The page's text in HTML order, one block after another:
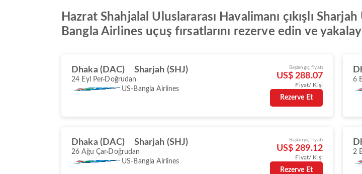
Hazrat Shahjalal Uluslararası Havalimanı çıkışlı
Bangla Airlines uçuş fırsatlarını rezerve edin ve
Dhaka (DAC) Sharjah (SHJ)
24 Eyl Per Doğrudan
US-Bangla Airlines
Başlangıç fiyatı
US$ 288.07
Fiyat/ Kişi
Rezerve Et
6
Dhaka (DAC) Sharjah (SHJ)
26 Ağu Çar Doğrudan
US-Bangla Airlines
Başlangıç fiyatı
US$ 289.12
Fiyat/ Kişi
Rezerve Et
2